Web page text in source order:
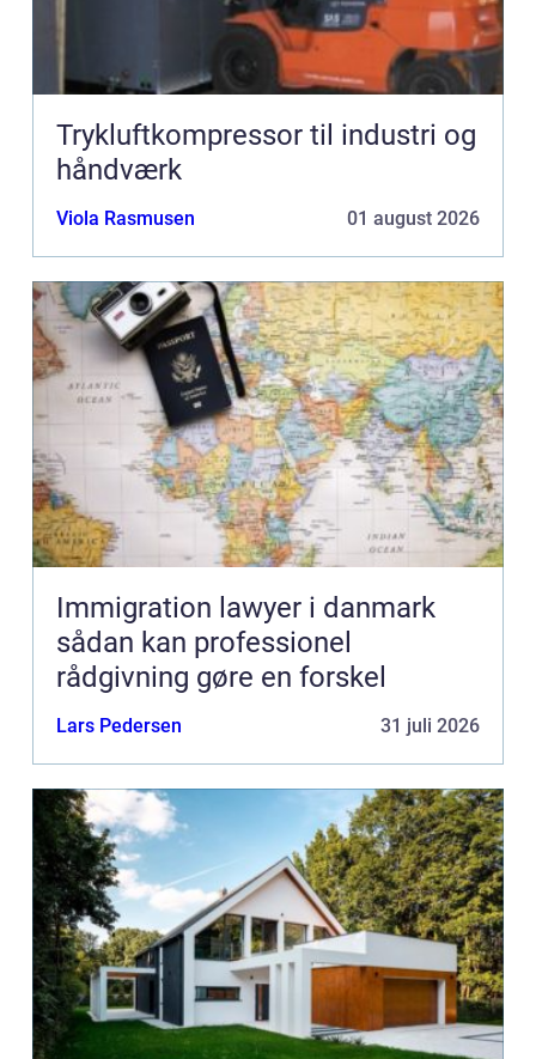
Trykluftkompressor til industri og
håndværk
Viola Rasmusen 01 august 2026
Immigration lawyer i danmark
sådan kan professionel
rådgivning gøre en forskel
Lars Pedersen 31 juli 2026